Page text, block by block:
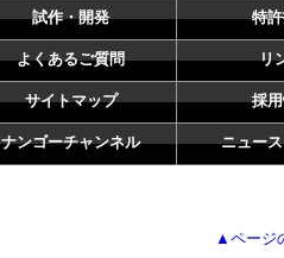
試作・開発 特
よくあるご質問 リ
サイトマップ 採
ナンゴーチャンネル ニュー
▲ページ